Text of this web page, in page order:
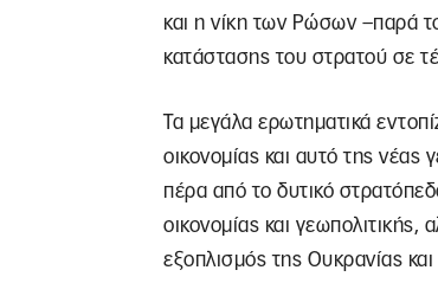
και η νίκη των Ρώσων –παρά
κατάστασης του στρατού σε
Τα μεγάλα ερωτηματικά
οικονομίας και αυτό της νέας
πέρα από το δυτικό
οικονομίας και γεωπολιτικής,
εξοπλισμός της Ουκρανίας